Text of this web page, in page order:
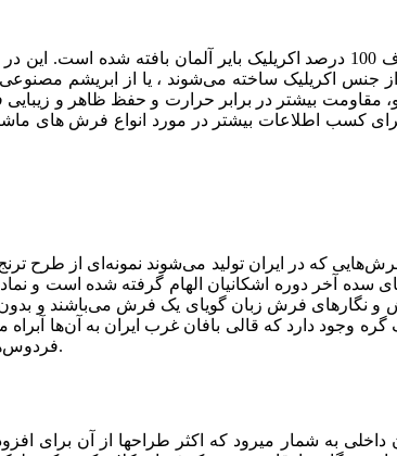
نیز همچون دیگر فرش‌های تولید شده در شرکت فرش مشهد از الیاف 100 درصد
اکریلیک ساخته می‌شوند ، یا از ابریشم مصنوعی
بیشتر در برابر حرارت و حفظ ظاهر و زیبایی
فرش‌هایی که در ایران تولید می‌شوند نمونه‌ای از
سده آخر دوره اشکانیان الهام گرفته شده است و
فرش زبان گویای یک فرش می‌باشند و
وجود دارد که قالی بافان غرب ایران به آن‌ها
فردوس‌ها و راهی که ظاهرا در کنار تمام باغ‌ها وجود داشته است.
به شمار میرود که اکثر طراح­ها از آن برای